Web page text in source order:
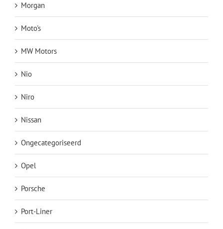
Morgan
Moto's
MW Motors
Nio
Niro
Nissan
Ongecategoriseerd
Opel
Porsche
Port-Liner